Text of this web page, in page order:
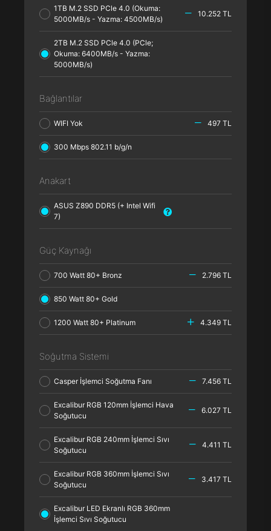
1TB M.2 SSD PCle 4.0 (Okuma:
5000MB/s - Yazma: 4500MB/s)
10.252 TL
2TB M.2 SSD PCle 4.0 (PCle;
Okuma: 6400MB/s - Yazma:
5000MB/s)
Bağlantılar
WIFI Yok 497 TL
300 Mbps 802.11 b/g/n
Anakart
ASUS Z890 DDR5 (+ Intel Wifi
7)
Güç Kaynağı
700 Watt 80+ Bronz 2.796 TL
850 Watt 80+ Gold
1200 Watt 80+ Platinum 4.349 TL
Soğutma Sistemi
Casper İşlemci Soğutma Fanı 7.456 TL
Excalibur RGB 120mm İşlemci Hava
Soğutucu
6.027 TL
Excalibur RGB 240mm İşlemci Sıvı
Soğutucu
4.411 TL
Excalibur RGB 360mm İşlemci Sıvı
Soğutucu
3.417 TL
Excalibur LED Ekranlı RGB 360mm
İşlemci Sıvı Soğutucu